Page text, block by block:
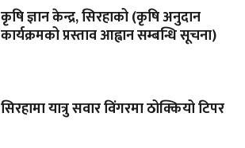
कृषि ज्ञान केन्द्र, सिरहाको (कृषि अनुदान
कार्यक्रमको प्रस्ताव आह्वान सम्बन्धि सूचना)
सिरहामा यात्रु सवार विंगरमा ठोक्कियो टिपर